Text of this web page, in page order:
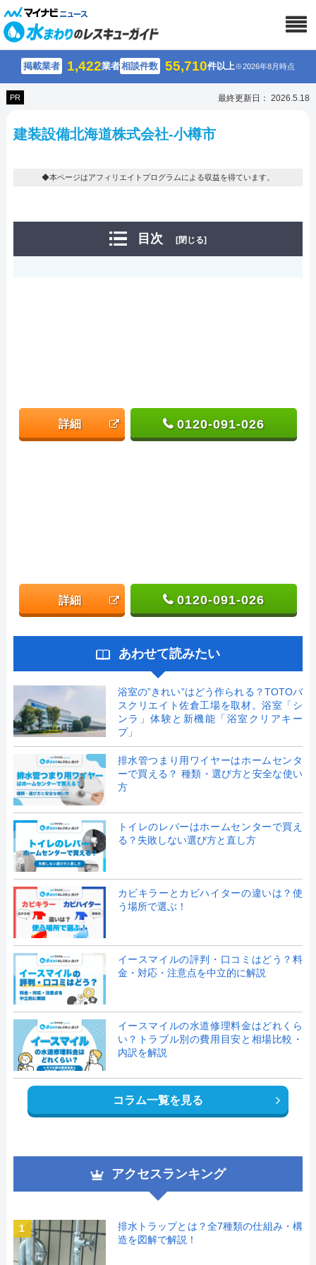
掲載業者 1,422業者相談件数 55,710件以上※2026年8月時点
PR 最終更新日： 2026.5.18
建装設備北海道株式会社-小樽市
◆本ページはアフィリエイトプログラムによる収益を得ています。
目次 [閉じる]
詳細 0120-091-026
詳細 0120-091-026
あわせて読みたい
浴室の”きれい”はどう作られる？TOTOバ
スクリエイト佐倉工場を取材。浴室「シ
ンラ」体験と新機能「浴室クリアキー
プ」
排水管つまり用ワイヤーはホームセンタ
ーで買える？ 種類・選び方と安全な使い
方
トイレのレバーはホームセンターで買え
る？失敗しない選び方と直し方
カビキラーとカビハイターの違いは？使
う場所で選ぶ！
イースマイルの評判・口コミはどう？料
金・対応・注意点を中立的に解説
イースマイルの水道修理料金はどれくら
い？トラブル別の費用目安と相場比較・
内訳を解説
コラム一覧を見る
アクセスランキング
1
排水トラップとは？全7種類の仕組み・構
造を図解で解説！